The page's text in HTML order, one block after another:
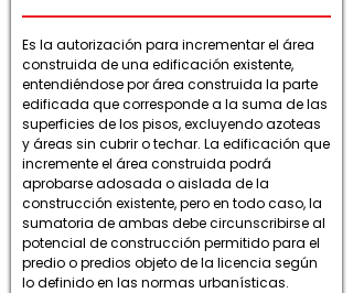
Es la autorización para incrementar el área
construida de una edificación existente,
entendiéndose por área construida la parte
edificada que corresponde a la suma de las
superficies de los pisos, excluyendo azoteas
y áreas sin cubrir o techar. La edificación que
incremente el área construida podrá
aprobarse adosada o aislada de la
construcción existente, pero en todo caso, la
sumatoria de ambas debe circunscribirse al
potencial de construcción permitido para el
predio o predios objeto de la licencia según
lo definido en las normas urbanísticas.